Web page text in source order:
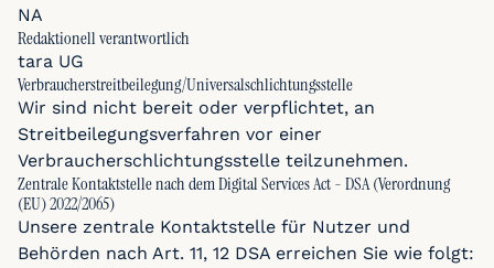
NA
Redaktionell verantwortlich
tara UG
Verbraucher­streit­beilegung/Universal­schlichtungs­stelle
Wir sind nicht bereit oder verpflichtet, an
Streitbeilegungsverfahren vor einer
Verbraucherschlichtungsstelle teilzunehmen.
Zentrale Kontaktstelle nach dem Digital Services Act - DSA (Verordnung
(EU) 2022/2065)
Unsere zentrale Kontaktstelle für Nutzer und
Behörden nach Art. 11, 12 DSA erreichen Sie wie folgt: